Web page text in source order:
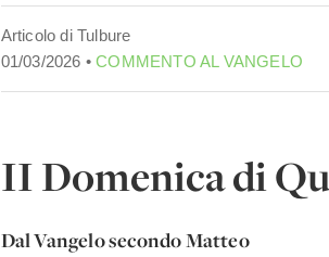
Articolo di Tulbure
01/03/2026 •COMMENTO AL VANGELO
II Domenica di
Dal Vangelo secondo Matteo